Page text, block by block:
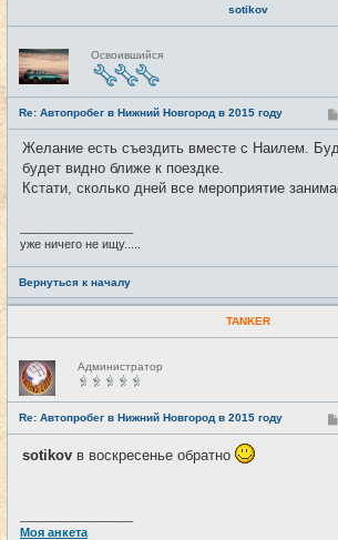
sotikov
Н
е
в
с
е
т
и
Освоившийся
Re: Автопробег в Нижний Новгород в 2015 году
Желание есть съездить вместе с Наилем.
будет видно ближе к поездке.
Кстати, сколько дней все мероприятие
уже ничего не ищу.....
Вернуться к началу
TANKER
Н
е
в
с
е
т
и
Администратор
Re: Автопробег в Нижний Новгород в 2015 году
sotikov в воскресенье обратно
Моя анкета